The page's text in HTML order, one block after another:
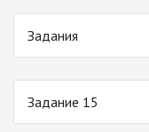
Задания
Задание 15